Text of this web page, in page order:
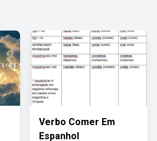
Verbo Comer Em
Espanhol